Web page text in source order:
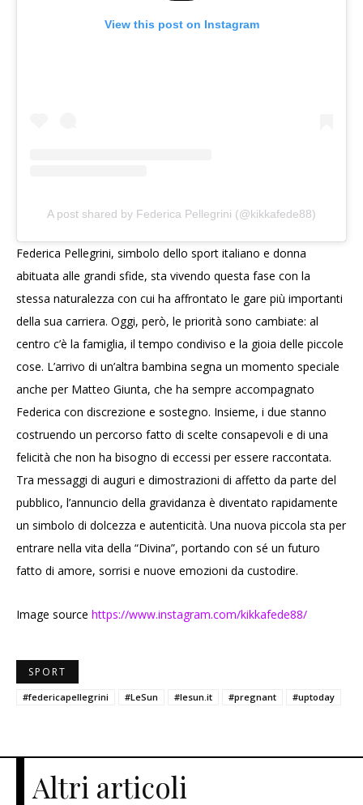
View this post on Instagram
A post shared by Federica Pellegrini (@kikkafede88)
Federica Pellegrini, simbolo dello sport italiano e donna
abituata alle grandi sfide, sta vivendo questa fase con la
stessa naturalezza con cui ha affrontato le gare più importanti
della sua carriera. Oggi, però, le priorità sono cambiate: al
centro c’è la famiglia, il tempo condiviso e la gioia delle piccole
cose. L’arrivo di un’altra bambina segna un momento speciale
anche per Matteo Giunta, che ha sempre accompagnato
Federica con discrezione e sostegno. Insieme, i due stanno
costruendo un percorso fatto di scelte consapevoli e di una
felicità che non ha bisogno di eccessi per essere raccontata.
Tra messaggi di auguri e dimostrazioni di affetto da parte del
pubblico, l’annuncio della gravidanza è diventato rapidamente
un simbolo di dolcezza e autenticità. Una nuova piccola sta per
entrare nella vita della “Divina”, portando con sé un futuro
fatto di amore, sorrisi e nuove emozioni da custodire.
Image source https://www.instagram.com/kikkafede88/
SPORT
#federicapellegrini #LeSun #lesun.it #pregnant #uptoday
Altri articoli